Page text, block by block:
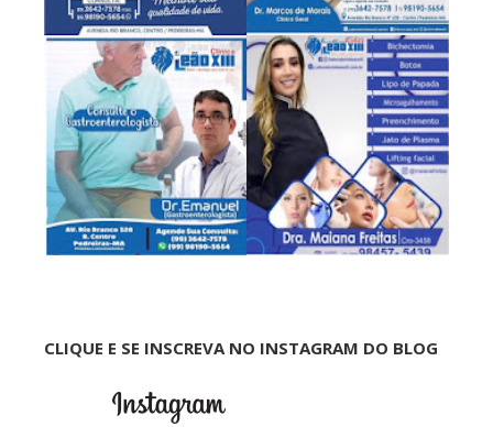
CLIQUE E SE INSCREVA NO INSTAGRAM DO BLOG